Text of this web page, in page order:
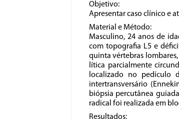
Objetivo:
Apresentar caso clínico e
Material e Método:
Masculino, 24 anos de
com topografia L5 e
quinta vértebras
lítica parcialmente
localizado no pedículo
intertransversário
biópsia percutânea
radical foi realizada em
Resultados: